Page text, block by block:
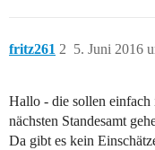
fritz261 5. Juni 2016
2
Hallo - die sollen
nächsten Standesamt
Da gibt es kein